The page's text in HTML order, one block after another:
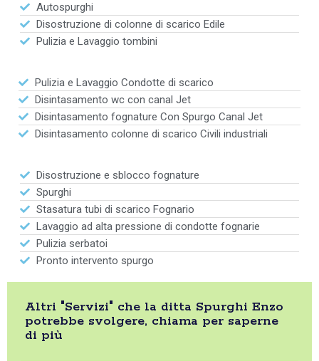
Autospurghi
Disostruzione di colonne di scarico Edile
Pulizia e Lavaggio tombini
Pulizia e Lavaggio Condotte di scarico
Disintasamento wc con canal Jet
Disintasamento fognature Con Spurgo Canal Jet
Disintasamento colonne di scarico Civili industriali
Disostruzione e sblocco fognature
Spurghi
Stasatura tubi di scarico Fognario
Lavaggio ad alta pressione di condotte fognarie
Pulizia serbatoi
Pronto intervento spurgo
Altri "Servizi" che la ditta Spurghi Enzo
potrebbe svolgere, chiama per saperne
di più